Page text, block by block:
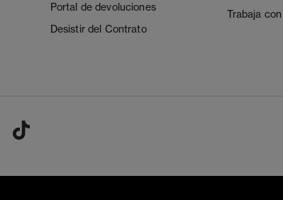
Portal de devoluciones
Desistir del Contrato
Trabaja